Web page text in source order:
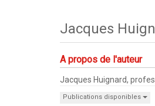
Jacques
A propos de l'auteur
Jacques Huignard,
Publications disponibles